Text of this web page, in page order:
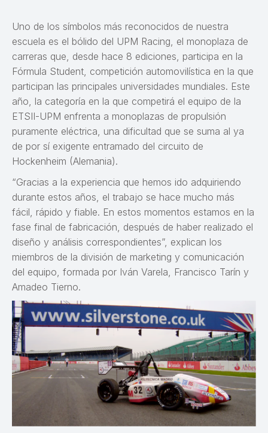
Uno de los símbolos más reconocidos de nuestra
escuela es el bólido del UPM Racing, el monoplaza de
carreras que, desde hace 8 ediciones, participa en la
Fórmula Student, competición automovilística en la que
participan las principales universidades mundiales. Este
año, la categoría en la que competirá el equipo de la
ETSII-UPM enfrenta a monoplazas de propulsión
puramente eléctrica, una dificultad que se suma al ya
de por sí exigente entramado del circuito de
Hockenheim (Alemania).
“Gracias a la experiencia que hemos ido adquiriendo
durante estos años, el trabajo se hace mucho más
fácil, rápido y fiable. En estos momentos estamos en la
fase final de fabricación, después de haber realizado el
diseño y análisis correspondientes”, explican los
miembros de la división de marketing y comunicación
del equipo, formada por Iván Varela, Francisco Tarín y
Amadeo Tierno.